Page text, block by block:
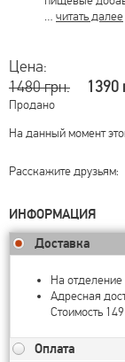
… читать далее
Цена:
1480 грн.
1390
Продано
На данный момент
Расскажите друзьям:
ИНФОРМАЦИЯ
Доставка
На отделение
Адресная
Стоимость
Оплата